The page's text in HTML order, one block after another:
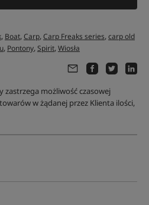
, Boat,Carp,Carp Freaks series,carp old
, Pontony,Spirit,Wiosła
możliwość czasowej
w żądanej przez Klienta ilości,